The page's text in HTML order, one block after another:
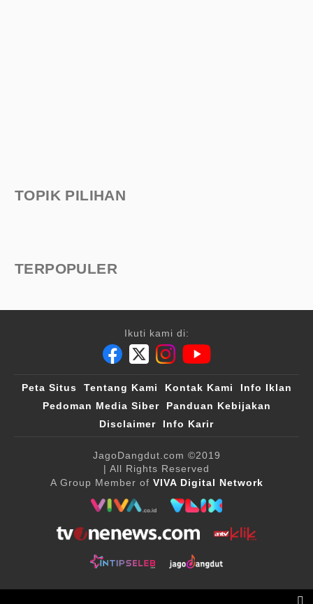
TOPIK PILIHAN
TERPOPULER
Ikuti kami di:
Peta Situs Tentang Kami Kontak Kami
Info Iklan
Pedoman Media Siber
Panduan Kebijakan
Disclaimer
Info Karir
JagoDangdut.com ©2019
| All Rights Reserved
A Group Member of VIVA Digital Network
